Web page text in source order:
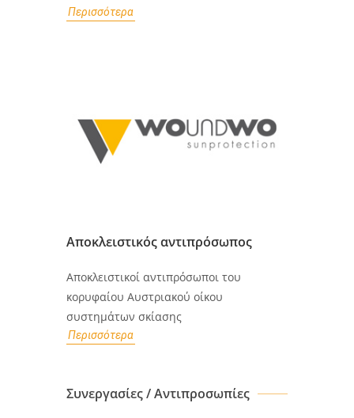
Περισσότερα
Αποκλειστικός αντιπρόσωπος
Αποκλειστικοί αντιπρόσωποι του
κορυφαίου Αυστριακού οίκου
συστημάτων σκίασης
Περισσότερα
Συνεργασίες / Αντιπροσωπίες